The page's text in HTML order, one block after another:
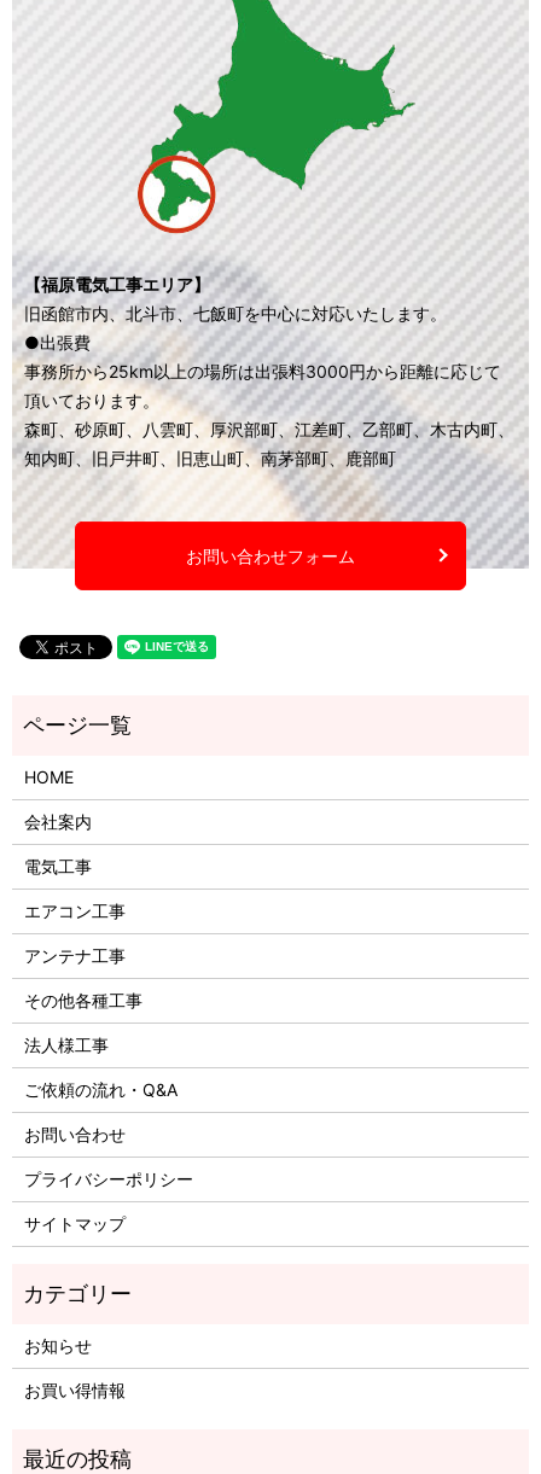
【福原電気工事エリア】
旧函館市内、北斗市、七飯町を中心に対応いたします。
●出張費
事務所から25km以上の場所は出張料3000円から距離に応じて
頂いております。
森町、砂原町、八雲町、厚沢部町、江差町、乙部町、木古内町、
知内町、旧戸井町、旧恵山町、南茅部町、鹿部町
お問い合わせフォーム
HOME
会社案内
電気工事
エアコン工事
アンテナ工事
その他各種工事
法人様工事
ご依頼の流れ・Q&A
お問い合わせ
プライバシーポリシー
サイトマップ
お知らせ
お買い得情報